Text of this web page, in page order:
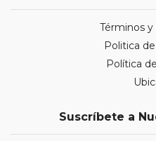
Términos
Politica
Política
Suscríbete a